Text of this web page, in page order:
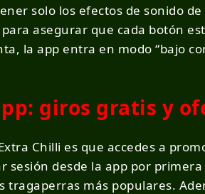
solo los efectos de sonido
asegurar que cada botón
la app entra en modo “bajo
giros gratis y
Chilli es que accedes a
desde la app por
más populares.